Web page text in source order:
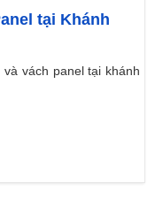
tại Khánh
vách panel tại khánh